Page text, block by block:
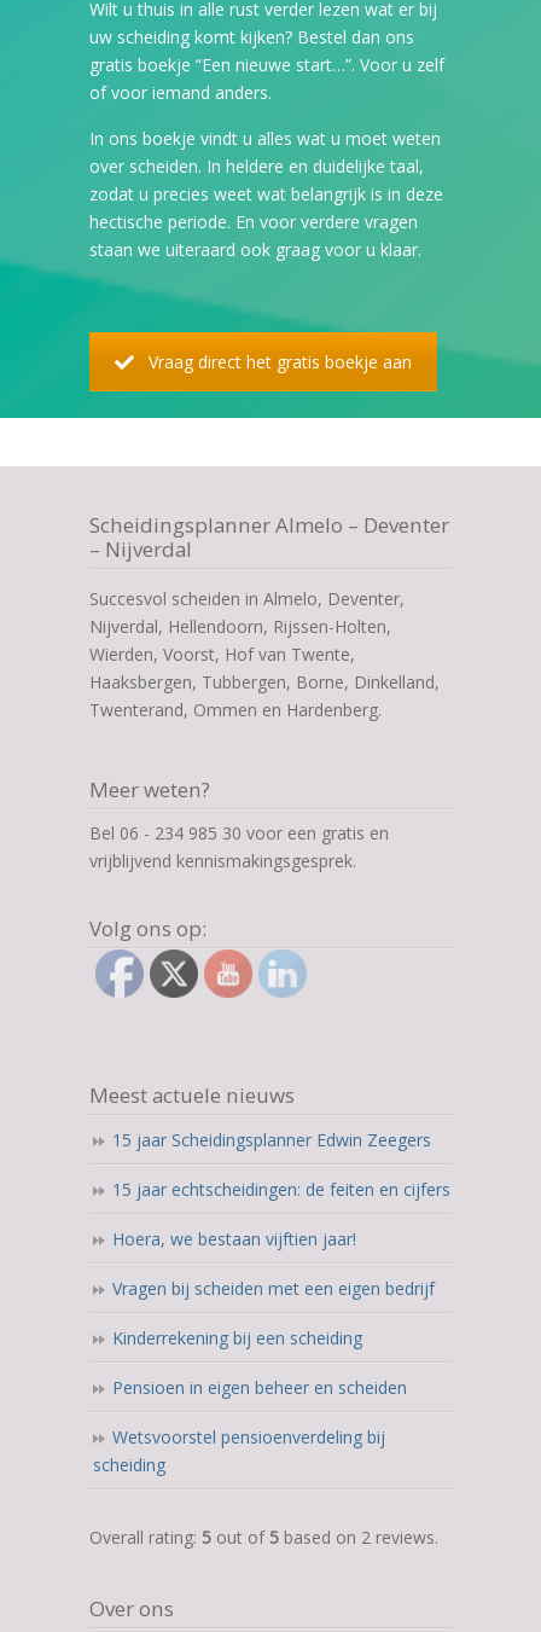
Wilt u thuis in alle rust verder lezen wat er bij
uw scheiding komt kijken? Bestel dan ons
gratis boekje “Een nieuwe start…”. Voor u zelf
of voor iemand anders.
In ons boekje vindt u alles wat u moet weten
over scheiden. In heldere en duidelijke taal,
zodat u precies weet wat belangrijk is in deze
hectische periode. En voor verdere vragen
staan we uiteraard ook graag voor u klaar.
Vraag direct het gratis boekje aan
Scheidingsplanner Almelo – Deventer
– Nijverdal
Succesvol scheiden in Almelo, Deventer,
Nijverdal, Hellendoorn, Rijssen-Holten,
Wierden, Voorst, Hof van Twente,
Haaksbergen, Tubbergen, Borne, Dinkelland,
Twenterand, Ommen en Hardenberg.
Meer weten?
Bel 06 - 234 985 30 voor een gratis en
vrijblijvend kennismakingsgesprek.
Volg ons op:
Meest actuele nieuws
15 jaar Scheidingsplanner Edwin Zeegers
15 jaar echtscheidingen: de feiten en cijfers
Hoera, we bestaan vijftien jaar!
Vragen bij scheiden met een eigen bedrijf
Kinderrekening bij een scheiding
Pensioen in eigen beheer en scheiden
Wetsvoorstel pensioenverdeling bij
scheiding
5,0
on
Overall rating: 5 out of 5 based on 2 reviews.
Over ons